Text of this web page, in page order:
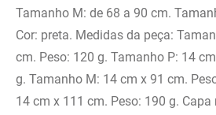
Tamanho M: de 68 a 90 cm.
Cor: preta. Medidas da peça:
cm. Peso: 120 g. Tamanho P: 14
g. Tamanho M: 14 cm x 91 cm.
14 cm x 111 cm. Peso: 190 g. Capa